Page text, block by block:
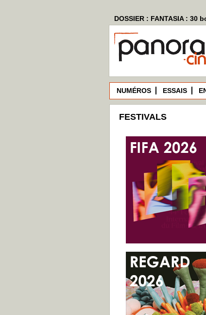
DOSSIER : FANTASIA : 30
NUMÉROS ESSAIS
FESTIVALS